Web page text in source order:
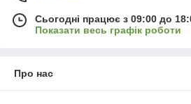
Сьогодні працює з 09:00 до
Показати весь графік роботи
Про нас